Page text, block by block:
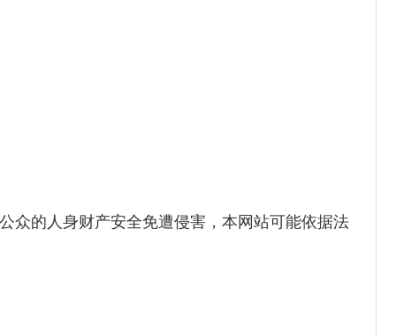
的人身财产安全免遭侵害，本网站可能依据法